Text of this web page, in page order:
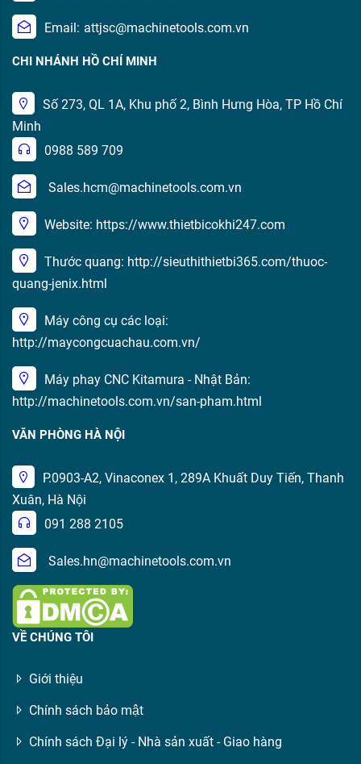
Email: attjsc@machinetools.com.vn
CHI NHÁNH HỒ CHÍ MINH
Số 273, QL 1A, Khu phố 2, Bình Hưng Hòa, TP Hồ Chí
Minh
0988 589 709
Sales.hcm@machinetools.com.vn
Website: https://www.thietbicokhi247.com
Thước quang: http://sieuthithietbi365.com/thuoc-
quang-jenix.html
Máy công cụ các loại:
http://maycongcuachau.com.vn/
Máy phay CNC Kitamura - Nhật Bản:
http://machinetools.com.vn/san-pham.html
VĂN PHÒNG HÀ NỘI
P.0903-A2, Vinaconex 1, 289A Khuất Duy Tiến, Thanh
Xuân, Hà Nội
091 288 2105
Sales.hn@machinetools.com.vn
VỀ CHÚNG TÔI
Giới thiệu
Chính sách bảo mật
Chính sách Đại lý - Nhà sản xuất - Giao hàng